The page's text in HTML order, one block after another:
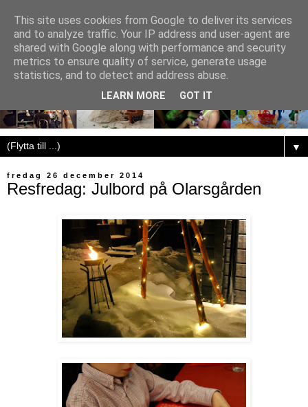
▼
fredag 26 december 2014
Resfredag: Julbord på Olarsgården
This site uses cookies from Google to deliver its services
and to analyze traffic. Your IP address and user-agent are
shared with Google along with performance and security
metrics to ensure quality of service, generate usage
statistics, and to detect and address abuse.
LEARN MORE GOT IT